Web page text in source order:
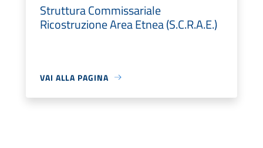
Struttura Commissariale
Ricostruzione Area Etnea (S.C.R.A.E.)
VAI ALLA PAGINA